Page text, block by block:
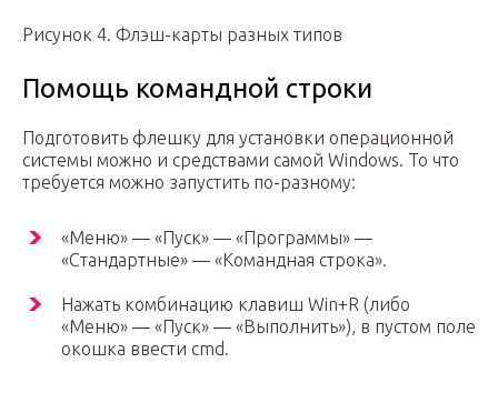
Рисунок 4. Флэш-карты разных типов
Помощь командной строки
Подготовить флешку для установки операционной
системы можно и средствами самой Windows. То что
требуется можно запустить по-разному:
«Меню» — «Пуск» — «Программы» —
«Стандартные» — «Командная строка».
Нажать комбинацию клавиш Win+R (либо
«Меню» — «Пуск» — «Выполнить»), в пустом поле
окошка ввести cmd.